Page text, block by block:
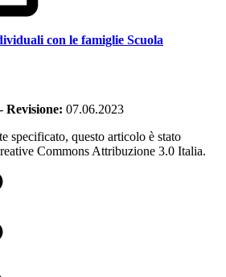
con le famiglie Scuola
- Revisione: 07.06.2023
specificato, questo articolo è stato
Commons Attribuzione 3.0 Italia.